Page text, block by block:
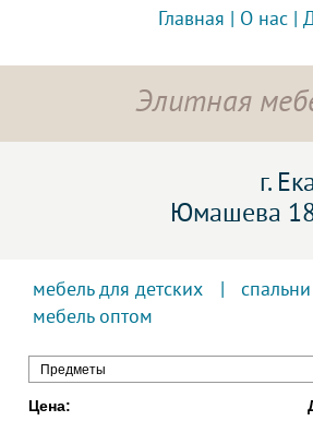
Главная О нас
Элитная
г.
Юмашева
мебель для детских спальни
мебель оптом
Предметы
Цена: